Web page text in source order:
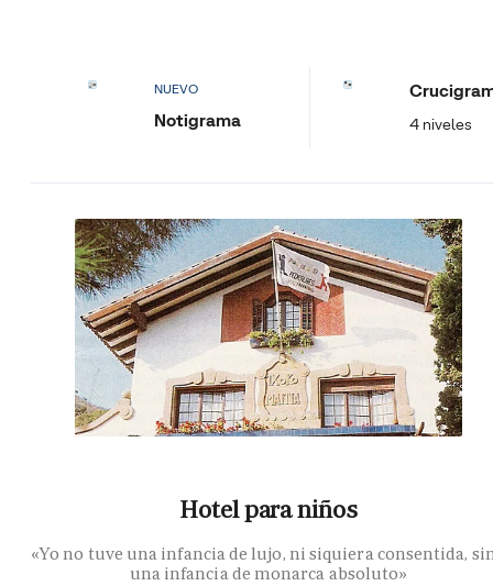
NUEVO
Notigrama 4 niveles
Hotel para niños
«Yo no tuve una infancia de lujo, ni siquiera consentida,
una infancia de monarca absoluto»